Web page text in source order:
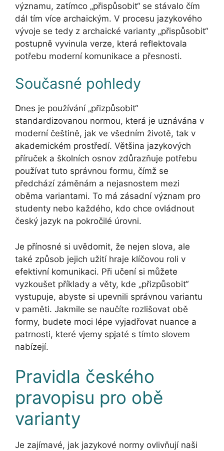
významu, zatímco „přispůsobit“ se stávalo čím
dál tím více archaickým. V procesu jazykového
vývoje se tedy z archaické varianty „přispůsobit“
postupně vyvinula verze, která reflektovala
potřebu moderní komunikace a přesnosti.
Současné pohledy
Dnes je používání „přizpůsobit“
standardizovanou normou, která je uznávána v
moderní češtině, jak ve všedním životě, tak v
akademickém prostředí. Většina jazykových
příruček a školních osnov zdůrazňuje potřebu
používat tuto správnou formu, čímž se
předchází záměnám a nejasnostem mezi
oběma variantami. To má zásadní význam pro
studenty nebo každého, kdo chce ovládnout
český jazyk na pokročilé úrovni.
Je přínosné si uvědomit, že nejen slova, ale
také způsob jejich užití hraje klíčovou roli v
efektivní komunikaci. Při učení si můžete
vyzkoušet příklady a věty, kde „přizpůsobit“
vystupuje, abyste si upevnili správnou variantu
v paměti. Jakmile se naučíte rozlišovat obě
formy, budete moci lépe vyjadřovat nuance a
patrnosti, které vjemy spjaté s tímto slovem
nabízejí.
Pravidla českého
pravopisu pro obě
varianty
Je zajímavé, jak jazykové normy ovlivňují naši